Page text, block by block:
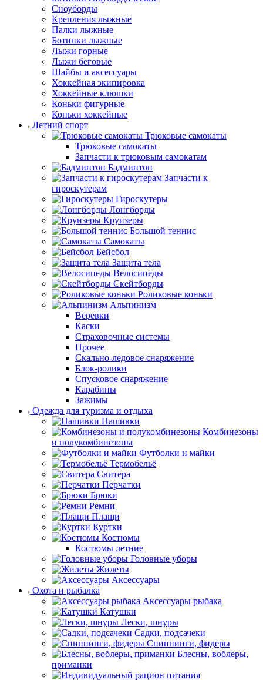
Сноуборды
Крепления лыжные
Палки лыжные
Ботинки лыжные
Лыжи горные
Лыжи беговые
Шайбы и аксессуары
Хоккейная экипировка
Хоккейные клюшки
Коньки фигурные
Коньки хоккейные
Летний спорт
Трюковые самокаты
Трюковые самокаты
Запчасти к трюковым самокатам
Бадминтон
Запчасти к
гироскутерам
Гироскутеры
Лонгборды
Круизеры
Большой теннис
Самокаты
Бейсбол
Защита тела
Велосипеды
Скейтборды
Роликовые коньки
Альпинизм
Веревки
Каски
Страховочные системы
Прочее
Скально-ледовое снаряжение
Блок-ролики
Спусковое снаряжение
Карабины
Зажимы
Одежда для туризма и отдыха
Нашивки
Комбинезоны
и полукомбинезоны
Футболки и майки
Термобельё
Свитера
Перчатки
Брюки
Ремни
Плащи
Куртки
Костюмы
Костюмы летние
Головные уборы
Жилеты
Аксессуары
Охота и рыбалка
Аксессуары рыбака
Катушки
Лески, шнуры
Садки, подсачеки
Спиннинги, фидеры
Блесны, воблеры,
приманки